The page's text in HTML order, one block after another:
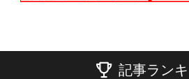
記事ラン